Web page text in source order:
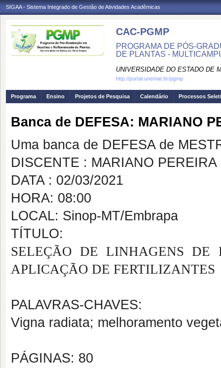
SIGAA - Sistema Integrado de Gestão de Atividades Acadêmicas
CAC-PGMP
PROGRAMA DE PÓS-
DE PLANTAS -
UNIVERSIDADE DO ESTADO DE
http://portal.unemat.br/pgmp
Programa Ensino Projetos de Pesquisa Calendário Processos
Banca de DEFESA: MARIANO
Uma banca de DEFESA de
DISCENTE : MARIANO PEREIRA
DATA : 02/03/2021
HORA: 08:00
LOCAL: Sinop-MT/Embrapa
TÍTULO:
SELEÇÃO DE LINHAGENS DE
APLICAÇÃO DE FERTILIZANTES
PALAVRAS-CHAVES:
Vigna radiata; melhoramento
PÁGINAS: 80